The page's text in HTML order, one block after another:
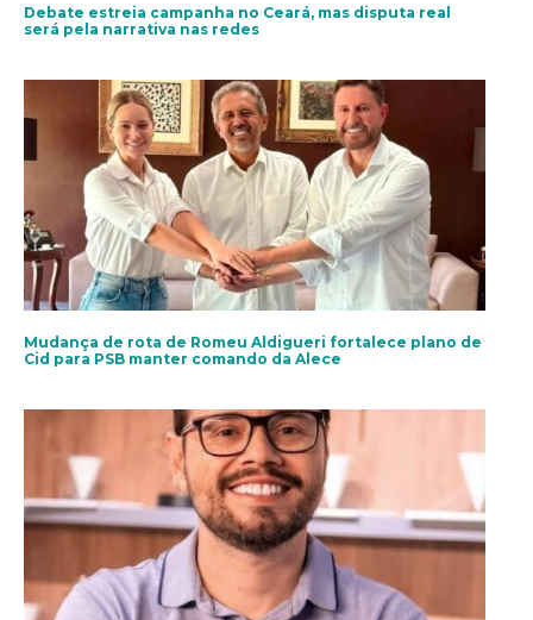
Debate estreia campanha no Ceará, mas disputa real
será pela narrativa nas redes
Mudança de rota de Romeu Aldigueri fortalece plano de
Cid para PSB manter comando da Alece